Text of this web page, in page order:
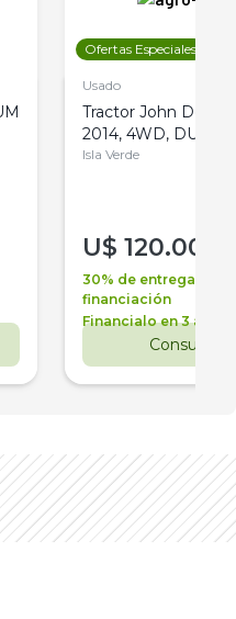
Ofertas Especiales
Usado
Tractor John Deere
2014, 4WD, DUAL
Isla Verde
U$ 120.000
30% de entrega +
financiación
Financialo en 3 años
Consultar